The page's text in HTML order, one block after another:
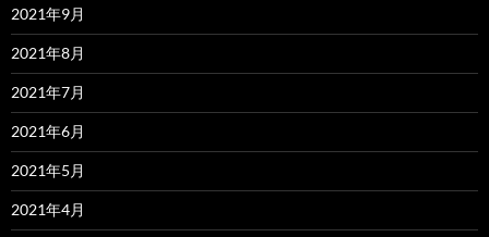
2021年9月
2021年8月
2021年7月
2021年6月
2021年5月
2021年4月